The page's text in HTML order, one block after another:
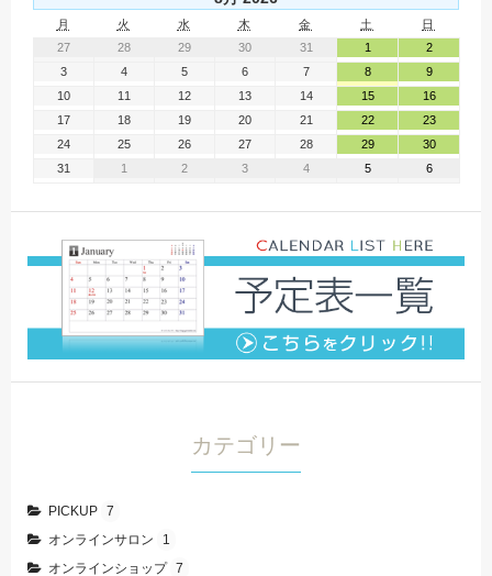
月 火 水 木 金 土
日
27
28 29 30 31 1
2
3
4 5 6 7 8
9
10
11 12 13 14 15
16
17
18 19 20 21 22
23
24
25 26 27 28 29
30
31
1 2 3 4 5 6
カテゴリー
PICKUP 7
オンラインサロン
1
オンラインショップ 7